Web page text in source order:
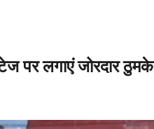
पर लगाएं जोरदार ठुमके